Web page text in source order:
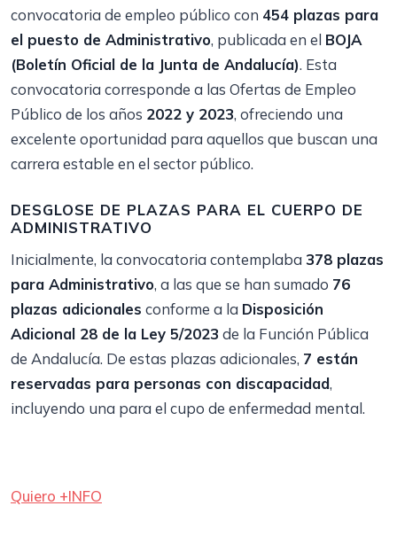
convocatoria de empleo público con 454 plazas para
el puesto de Administrativo, publicada en el BOJA
(Boletín Oficial de la Junta de Andalucía). Esta
convocatoria corresponde a las Ofertas de Empleo
Público de los años 2022 y 2023, ofreciendo una
excelente oportunidad para aquellos que buscan una
carrera estable en el sector público.
DESGLOSE DE PLAZAS PARA EL CUERPO DE
ADMINISTRATIVO
Inicialmente, la convocatoria contemplaba 378 plazas
para Administrativo, a las que se han sumado 76
plazas adicionales conforme a la Disposición
Adicional 28 de la Ley 5/2023 de la Función Pública
de Andalucía. De estas plazas adicionales, 7 están
reservadas para personas con discapacidad,
incluyendo una para el cupo de enfermedad mental.
Quiero +INFO